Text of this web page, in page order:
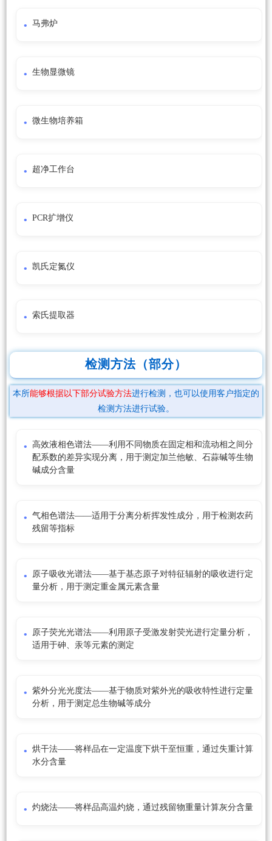
马弗炉
生物显微镜
微生物培养箱
超净工作台
PCR扩增仪
凯氏定氮仪
索氏提取器
检测方法（部分）
本所能够根据以下部分试验方法进行检测，也可以使用客户指定的
检测方法进行试验。
高效液相色谱法——利用不同物质在固定相和流动相之间分
配系数的差异实现分离，用于测定加兰他敏、石蒜碱等生物
碱成分含量
气相色谱法——适用于分离分析挥发性成分，用于检测农药
残留等指标
原子吸收光谱法——基于基态原子对特征辐射的吸收进行定
量分析，用于测定重金属元素含量
原子荧光光谱法——利用原子受激发射荧光进行定量分析，
适用于砷、汞等元素的测定
紫外分光光度法——基于物质对紫外光的吸收特性进行定量
分析，用于测定总生物碱等成分
烘干法——将样品在一定温度下烘干至恒重，通过失重计算
水分含量
灼烧法——将样品高温灼烧，通过残留物重量计算灰分含量